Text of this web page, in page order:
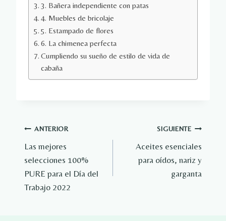
3. Bañera independiente con patas
4. Muebles de bricolaje
5. Estampado de flores
6. La chimenea perfecta
Cumpliendo su sueño de estilo de vida de
cabaña
Navegación
de
entradas
ANTERIOR
Las mejores
selecciones 100%
PURE para el Día del
Trabajo 2022
SIGUIENTE
Aceites esenciales
para oídos, nariz y
garganta